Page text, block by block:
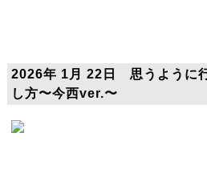
2026年 1月 22日 思うように
し方〜今西ver.〜